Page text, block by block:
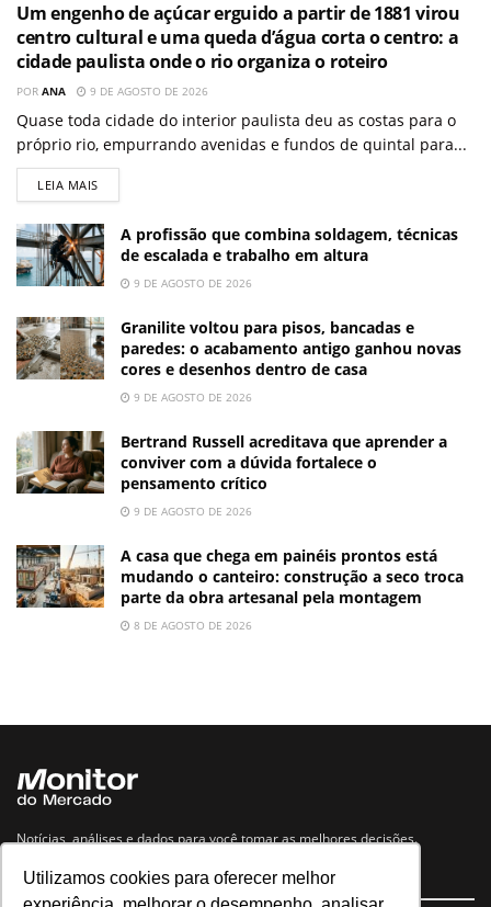
Utilizamos cookies para oferecer melhor
Um engenho de açúcar erguido a partir de 1881 virou
centro cultural e uma queda d’água corta o centro: a
cidade paulista onde o rio organiza o roteiro
POR ANA 9 DE AGOSTO DE 2026
Quase toda cidade do interior paulista deu as costas para o
próprio rio, empurrando avenidas e fundos de quintal para...
LEIA MAIS
A profissão que combina soldagem, técnicas
de escalada e trabalho em altura
9 DE AGOSTO DE 2026
Granilite voltou para pisos, bancadas e
paredes: o acabamento antigo ganhou novas
cores e desenhos dentro de casa
9 DE AGOSTO DE 2026
Bertrand Russell acreditava que aprender a
conviver com a dúvida fortalece o
pensamento crítico
9 DE AGOSTO DE 2026
A casa que chega em painéis prontos está
mudando o canteiro: construção a seco troca
parte da obra artesanal pela montagem
8 DE AGOSTO DE 2026
Notícias, análises e dados para você tomar as melhores decisões.
Navegue no site